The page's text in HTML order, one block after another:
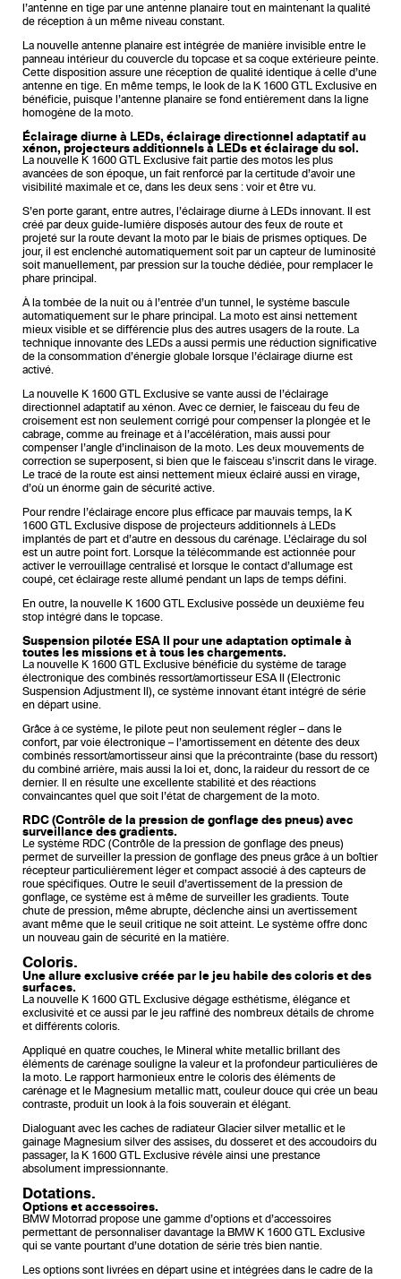
l’antenne en tige par une antenne planaire tout en maintenant la qualité
de réception à un même niveau constant.
La nouvelle antenne planaire est intégrée de manière invisible entre le
panneau intérieur du couvercle du topcase et sa coque extérieure peinte.
Cette disposition assure une réception de qualité identique à celle d’une
antenne en tige. En même temps, le look de la K 1600 GTL Exclusive en
bénéficie, puisque l’antenne planaire se fond entièrement dans la ligne
homogène de la moto.
Éclairage diurne à LEDs, éclairage directionnel adaptatif au
xénon, projecteurs additionnels à LEDs et éclairage du sol.
La nouvelle K 1600 GTL Exclusive fait partie des motos les plus
avancées de son époque, un fait renforcé par la certitude d’avoir une
visibilité maximale et ce, dans les deux sens : voir et être vu.
S’en porte garant, entre autres, l’éclairage diurne à LEDs innovant. Il est
créé par deux guide-lumière disposés autour des feux de route et
projeté sur la route devant la moto par le biais de prismes optiques. De
jour, il est enclenché automatiquement soit par un capteur de luminosité
soit manuellement, par pression sur la touche dédiée, pour remplacer le
phare principal.
À la tombée de la nuit ou à l’entrée d’un tunnel, le système bascule
automatiquement sur le phare principal. La moto est ainsi nettement
mieux visible et se différencie plus des autres usagers de la route. La
technique innovante des LEDs a aussi permis une réduction significative
de la consommation d’énergie globale lorsque l’éclairage diurne est
activé.
La nouvelle K 1600 GTL Exclusive se vante aussi de l’éclairage
directionnel adaptatif au xénon. Avec ce dernier, le faisceau du feu de
croisement est non seulement corrigé pour compenser la plongée et le
cabrage, comme au freinage et à l’accélération, mais aussi pour
compenser l’angle d’inclinaison de la moto. Les deux mouvements de
correction se superposent, si bien que le faisceau s’inscrit dans le virage.
Le tracé de la route est ainsi nettement mieux éclairé aussi en virage,
d’où un énorme gain de sécurité active.
Pour rendre l’éclairage encore plus efficace par mauvais temps, la K
1600 GTL Exclusive dispose de projecteurs additionnels à LEDs
implantés de part et d’autre en dessous du carénage. L’éclairage du sol
est un autre point fort. Lorsque la télécommande est actionnée pour
activer le verrouillage centralisé et lorsque le contact d’allumage est
coupé, cet éclairage reste allumé pendant un laps de temps défini.
En outre, la nouvelle K 1600 GTL Exclusive possède un deuxième feu
stop intégré dans le topcase.
Suspension pilotée ESA II pour une adaptation optimale à
toutes les missions et à tous les chargements.
La nouvelle K 1600 GTL Exclusive bénéficie du système de tarage
électronique des combinés ressort/amortisseur ESA II (Electronic
Suspension Adjustment II), ce système innovant étant intégré de série
en départ usine.
Grâce à ce système, le pilote peut non seulement régler – dans le
confort, par voie électronique – l’amortissement en détente des deux
combinés ressort/amortisseur ainsi que la précontrainte (base du ressort)
du combiné arrière, mais aussi la loi et, donc, la raideur du ressort de ce
dernier. Il en résulte une excellente stabilité et des réactions
convaincantes quel que soit l’état de chargement de la moto.
RDC (Contrôle de la pression de gonflage des pneus) avec
surveillance des gradients.
Le système RDC (Contrôle de la pression de gonflage des pneus)
permet de surveiller la pression de gonflage des pneus grâce à un boîtier
récepteur particulièrement léger et compact associé à des capteurs de
roue spécifiques. Outre le seuil d’avertissement de la pression de
gonflage, ce système est à même de surveiller les gradients. Toute
chute de pression, même abrupte, déclenche ainsi un avertissement
avant même que le seuil critique ne soit atteint. Le système offre donc
un nouveau gain de sécurité en la matière.
Coloris.
Une allure exclusive créée par le jeu habile des coloris et des
surfaces.
La nouvelle K 1600 GTL Exclusive dégage esthétisme, élégance et
exclusivité et ce aussi par le jeu raffiné des nombreux détails de chrome
et différents coloris.
Appliqué en quatre couches, le Mineral white metallic brillant des
éléments de carénage souligne la valeur et la profondeur particulières de
la moto. Le rapport harmonieux entre le coloris des éléments de
carénage et le Magnesium metallic matt, couleur douce qui crée un beau
contraste, produit un look à la fois souverain et élégant.
Dialoguant avec les caches de radiateur Glacier silver metallic et le
gainage Magnesium silver des assises, du dosseret et des accoudoirs du
passager, la K 1600 GTL Exclusive révèle ainsi une prestance
absolument impressionnante.
Dotations.
Options et accessoires.
BMW Motorrad propose une gamme d’options et d’accessoires
permettant de personnaliser davantage la BMW K 1600 GTL Exclusive
qui se vante pourtant d’une dotation de série très bien nantie.
Les options sont livrées en départ usine et intégrées dans le cadre de la